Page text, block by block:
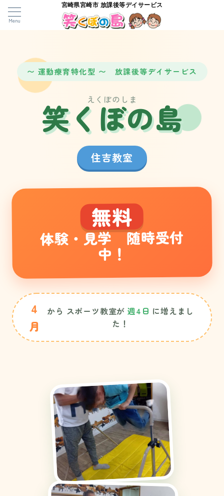
Menu
宮崎県宮崎市 放課後等デイサービス
〜 運動療育特化型 〜 放課後等デイサービス
えくぼのしま
笑くぼの島
住吉教室
無料
体験・見学随時受付
中！
4
月
から スポーツ教室が週4日 に増えまし
た！